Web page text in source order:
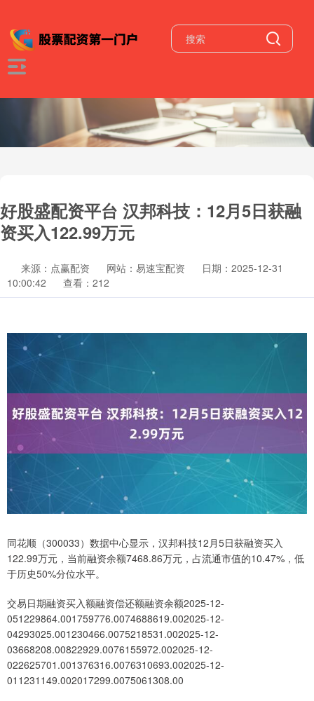
好股盛配资平台 汉邦科技：12月5日获融
资买入122.99万元
来源：点赢配资 网站：易速宝配资
日期：2025-12-31
10:00:42
查看：212
同花顺（300033）数据中心显示，汉邦科技12月5日获融资买入
122.99万元，当前融资余额7468.86万元，占流通市值的10.47%，低
于历史50%分位水平。
交易日期融资买入额融资偿还额融资余额2025-12-
051229864.001759776.0074688619.002025-12-
04293025.001230466.0075218531.002025-12-
03668208.00822929.0076155972.002025-12-
022625701.001376316.0076310693.002025-12-
011231149.002017299.0075061308.00